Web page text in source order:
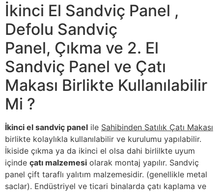
İkinci El Sandviç Panel ,
Defolu Sandviç
Panel, Çıkma ve 2. El
Sandviç Panel ve Çatı
Makası Birlikte Kullanılabilir
Mi ?
İkinci el sandviç panel ile Sahibinden Satılık Çatı Makası
birlikte kolaylıkla kullanılabilir ve kurulumu yapılabilir.
İkiside çıkma ya da ikinci el olsa dahi birlilkte uyum
içinde çatı malzemesi olarak montaj yapılır. Sandviç
panel çift taraflı yalıtım malzemesidir. (genellikle metal
saclar). Endüstriyel ve ticari binalarda çatı kaplama ve